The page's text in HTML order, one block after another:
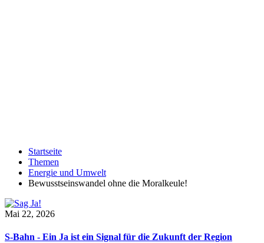
Startseite
Themen
Energie und Umwelt
Bewusstseinswandel ohne die Moralkeule!
Mai 22, 2026
S-Bahn - Ein Ja ist ein Signal für die Zukunft der Region